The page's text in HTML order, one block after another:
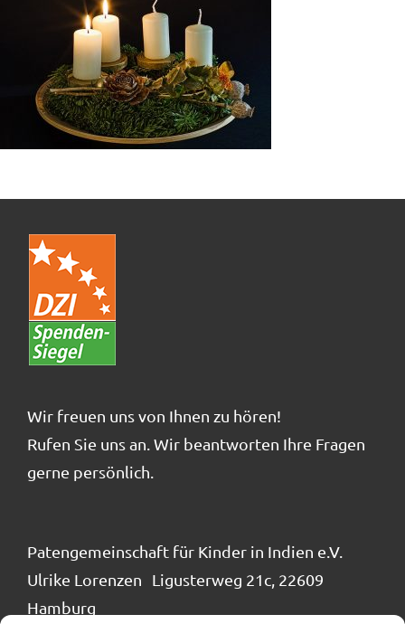
Wir freuen uns von Ihnen zu hören!
Rufen Sie uns an. Wir beantworten Ihre Fragen
gerne persönlich.
Patengemeinschaft für Kinder in Indien e.V.
Ulrike Lorenzen Ligusterweg 21c, 22609
Hamburg